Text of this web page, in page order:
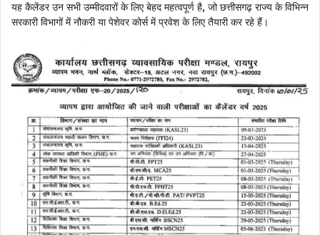
यह कैलेंडर उन सभी उम्मीदवारों के लिए बेहद महत्वपूर्ण है, जो छत्तीसगढ़ राज्य के विभिन्न
सरकारी विभागों में नौकरी या पेशेवर कोर्स में प्रवेश के लिए तैयारी कर रहे हैं।